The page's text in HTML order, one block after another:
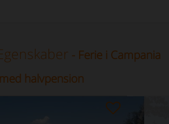
- Ferie i Campania
med halvpension